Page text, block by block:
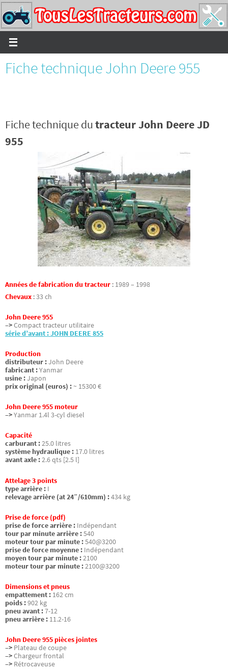
Passer
vers
le
contenu
Fiche technique John Deere 955
Fiche technique dutracteur John Deere JD
955
Années de fabrication du tracteur : 1989 – 1998
Chevaux :33 ch
John Deere 955
–>Compact tracteur utilitaire
série d’avant : JOHN DEERE 855
Production
distributeur :John Deere
fabricant :Yanmar
usine :Japon
prix original (euros) : ~ 15300 €
John Deere 955 moteur
–>Yanmar 1.4l 3-cyl diesel
Capacité
carburant :25.0 litres
système hydraulique : 17.0 litres
avant axle :2.6 qts [2.5 l]
Attelage 3 points
type arrière : I
relevage arrière (at 24″/610mm) :434 kg
Prise de force (pdf)
prise de force arrière : Indépendant
tour par minute arrière :540
moteur tour par minute :540@3200
prise de force moyenne : Indépendant
moyen tour par minute :2100
moteur tour par minute :2100@3200
Dimensions et pneus
empattement : 162 cm
poids :902 kg
pneu avant :7-12
pneu arrière : 11.2-16
John Deere 955 pièces jointes
–> Plateau de coupe
–>Chargeur frontal
–> Rétrocaveuse